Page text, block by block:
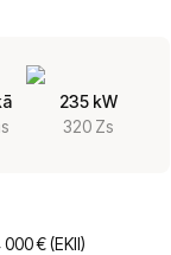
235 kW
320 Zs
€ (EKII)